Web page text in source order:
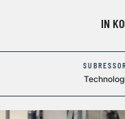
IN